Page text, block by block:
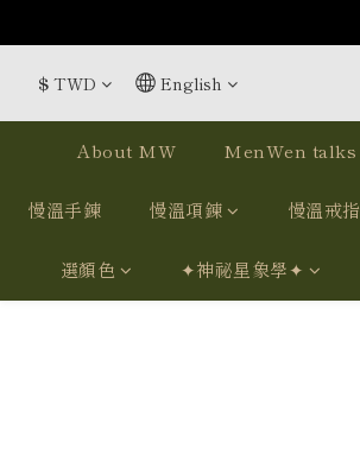
$ TWD English
About MW MenWen talks
慢溫手鍊 慢溫項鍊 慢溫戒指
選顏色 ✦神祕星象學✦